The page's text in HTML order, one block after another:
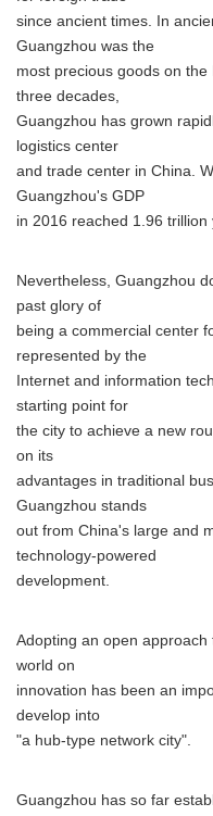
since ancient times. In
Guangzhou was the
most precious goods on
three decades,
Guangzhou has grown
logistics center
and trade center in China.
Guangzhou's GDP
in 2016 reached 1.96
Nevertheless, Guangzhou
past glory of
being a commercial center
represented by the
Internet and information
starting point for
the city to achieve a new
on its
advantages in traditional
Guangzhou stands
out from China's large and
technology-powered
development.
Adopting an open
world on
innovation has been an
develop into
"a hub-type network city".
Guangzhou has so far